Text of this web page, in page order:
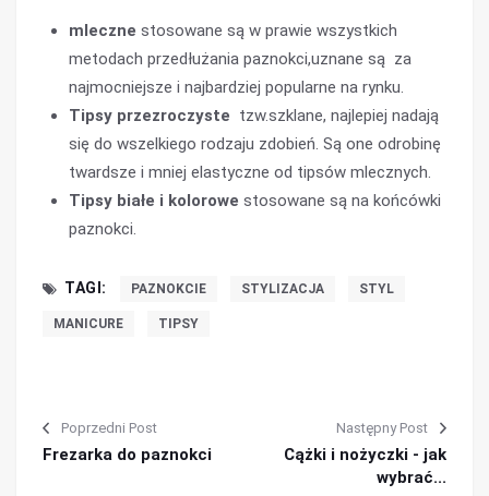
mleczne stosowane są w prawie wszystkich
metodach przedłużania paznokci,uznane są za
najmocniejsze i najbardziej popularne na rynku.
Tipsy przezroczyste tzw.szklane, najlepiej nadają
się do wszelkiego rodzaju zdobień. Są one odrobinę
twardsze i mniej elastyczne od tipsów mlecznych.
Tipsy białe i kolorowe stosowane są na końcówki
paznokci.
TAGI: PAZNOKCIE STYLIZACJA STYL
MANICURE TIPSY
Poprzedni Post
Frezarka do paznokci
Następny Post
Cążki i nożyczki - jak
wybrać...